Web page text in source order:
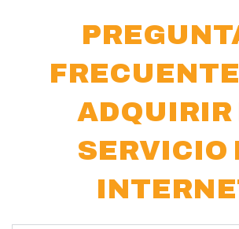
ADQUIRIR
SERVICIO